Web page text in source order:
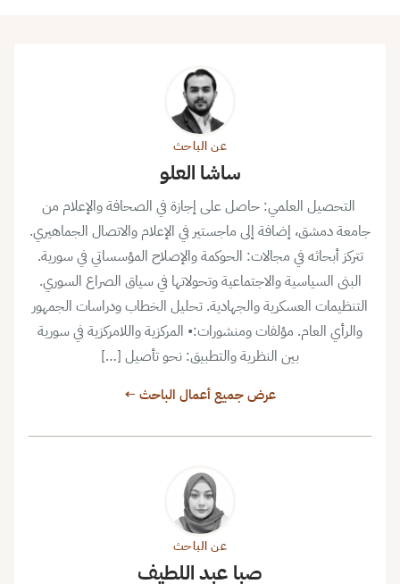
عن الباحث
ساشا العلو
التحصيل العلمي: حاصل على إجازة في الصحافة والإعلام من
جامعة دمشق، إضافة إلى ماجستير في الإعلام والاتصال الجماهيري.
تتركز أبحاثه في مجالات: الحوكمة والإصلاح المؤسساتي في سورية.
البنى السياسية والاجتماعية وتحولاتها في سياق الصراع السوري.
التنظيمات العسكرية والجهادية. تحليل الخطاب ودراسات الجمهور
والرأي العام. مؤلفات ومنشورات:• المركزية واللامركزية في سورية
بين النظرية والتطبيق: نحو تأصيل […]
عرض جميع أعمال الباحث ←
عن الباحث
صبا عبد اللطيف